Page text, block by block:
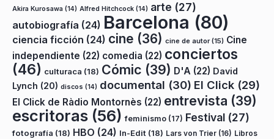
Akira Kurosawa (14) Alfred Hitchcock (14) arte (27)
autobiografía (24) Barcelona (80)
ciencia ficción (24) cine (36) cine de autor(15) Cine
independiente (22) comedia (22) conciertos
(46) culturaca (18) Cómic (39) D'A (22) David
Lynch (20) discos (14) documental (30) El Click (29)
El Click de Ràdio Montornès (22) entrevista (39)
escritoras (56) feminismo (17) Festival (27)
fotografía (18) HBO (24) In-Edit (18) Lars von Trier (16) Libros